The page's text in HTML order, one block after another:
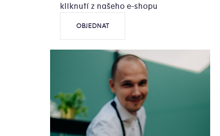
kliknutí z našeho e-shopu
OBJEDNAT